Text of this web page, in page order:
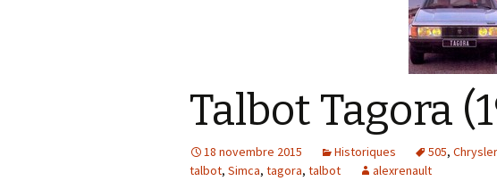
Talbot Tagora
18 novembre 2015 Historiques 505, Chrysler
talbot, Simca, tagora, talbot alexrenault